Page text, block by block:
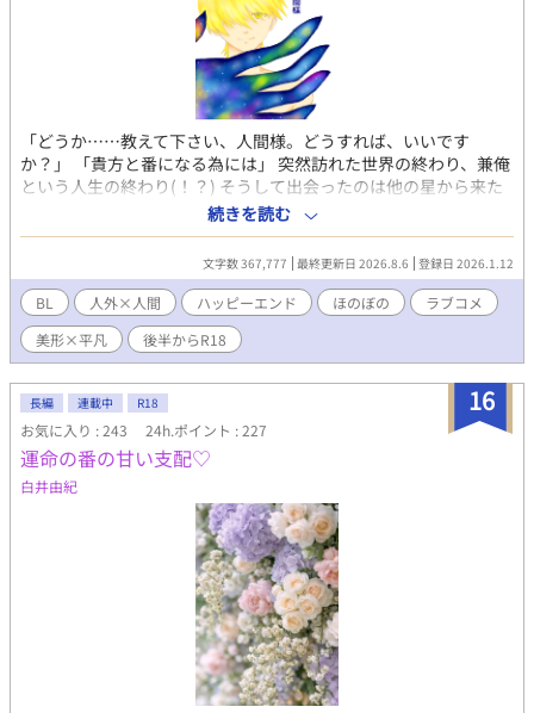
「どうか……教えて下さい、人間様。どうすれば、いいです
か？」 「貴方と番になる為には」 突然訪れた世界の終わり、兼俺
という人生の終わり(！？) そうして出会ったのは他の星から来た
と言う異星人。見た目は人間、それもいわゆるイケメン。けれど
も、その長身のほとんどを覆い隠しているコートの裾から這い出
ていて黒い手は、俺一人くらいハムスターのごとく握り込んでし
まえそうで。 「貴方が、カイト様が好きです！ 貴方の番になり
たいんです！！」 限られた交流期間。向けられる真っ直ぐな想い
につい応えたくなってしまうのは、その瞳に魅入られてしまって
いるから？ 彼の熱意が新鮮だからか？ 「っ……じゃ、じゃ
あ……少し、試してみるか……？」 「その……それっぽいこ
と……？ ……お前としてみて、俺が……嫌じゃないか、試して
みるっていうか……」 創作BL、人外×人間。 【後半のお話に、一
部性的な描写を含むものがあります。R18指定のお話にはタイト
ルに★を付けます。】
続きを読む
文字数 367,777 最終更新日 2026.8.6 登録日 2026.1.12
BL 人外×人間 ハッピーエンド ほのぼの
ラブコメ
美形×平凡
後半からR18
16
長編 連載中 R18
お気に入り : 243 24h.ポイント : 227
運命の番の甘い支配♡
白井由紀